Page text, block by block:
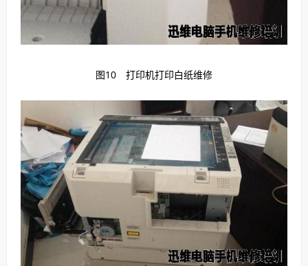
图10 打印机打印白纸维修